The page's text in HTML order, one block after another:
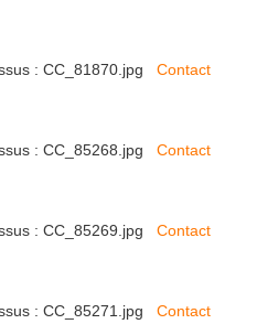
: CC_81870.jpg Contact
: CC_85268.jpg Contact
: CC_85269.jpg Contact
: CC_85271.jpg Contact